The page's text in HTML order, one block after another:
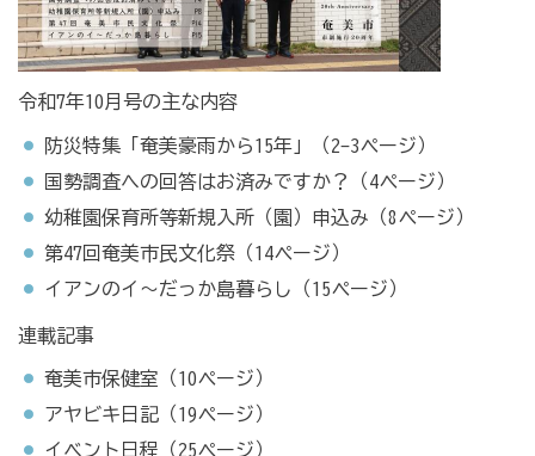
令和7年10月号の主な内容
防災特集「奄美豪雨から15年」（2-3ページ）
国勢調査への回答はお済みですか？（4ページ）
幼稚園保育所等新規入所（園）申込み（8ページ）
第47回奄美市民文化祭（14ページ）
イアンのイ～だっか島暮らし（15ページ）
連載記事
奄美市保健室（10ページ）
アヤビキ日記（19ページ）
イベント日程（25ページ）